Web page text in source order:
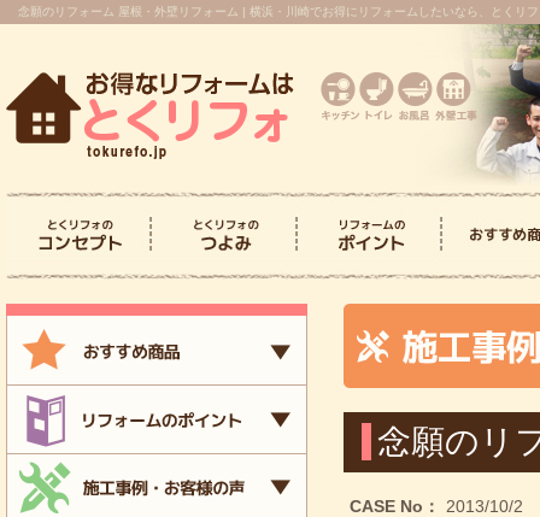
念願のリフォーム 屋根・外壁リフォーム | 横浜・川崎でお得にリフォームしたいなら、とくリ
とくリフォのコンセプ とくリフォのつよみ
念願のリ
CASE No： 2013/10/2